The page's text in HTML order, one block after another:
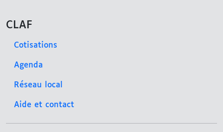
CLAF
Cotisations
Agenda
Réseau local
Aide et contact